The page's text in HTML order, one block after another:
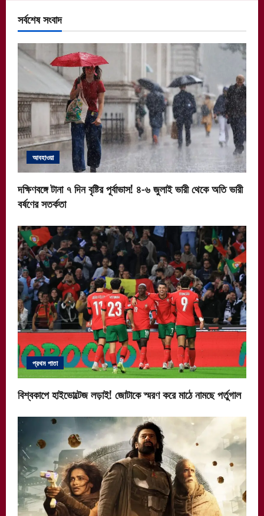
সর্বশেষ সংবাদ
আবহাওয়া
দক্ষিণবঙ্গে টানা ৭ দিন বৃষ্টির পূর্বাভাস! ৪-৬ জুলাই ভারী থেকে অতি ভারী
বর্ষণের সতর্কতা
প্রথম পাতা
বিশ্বকাপে হাইভোল্টেজ লড়াই! জোটাকে স্মরণ করে মাঠে নামছে পর্তুগাল